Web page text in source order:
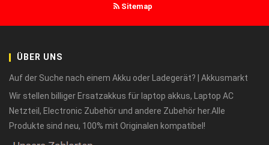
Sitemap
ÜBER UNS
Auf der Suche nach einem Akku oder Ladegerät? | Akkusmarkt
Wir stellen billiger Ersatzakkus für laptop akkus, Laptop AC
Netzteil, Electronic Zubehör und andere Zubehör her.Alle
Produkte sind neu, 100% mit Originalen kompatibel!